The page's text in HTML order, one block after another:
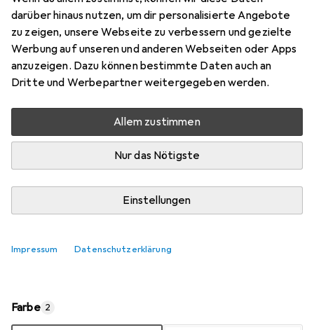
darüber hinaus nutzen, um dir personalisierte Angebote
zu zeigen, unsere Webseite zu verbessern und gezielte
Werbung auf unseren und anderen Webseiten oder Apps
anzuzeigen. Dazu können bestimmte Daten auch an
Dritte und Werbepartner weitergegeben werden.
Allem zustimmen
Nur das Nötigste
Einstellungen
Impressum Datenschutzerklärung
Preis in EUR inkl. MwSt.
Bewertungen
Zwischen Di, 11.8. und Mi, 12.8. geliefert
Mehr als 10 Stück an Lager beim Lieferanten
Lieferort angeben für genaue Lieferzeit
kostenloser Versand
Farbe 2